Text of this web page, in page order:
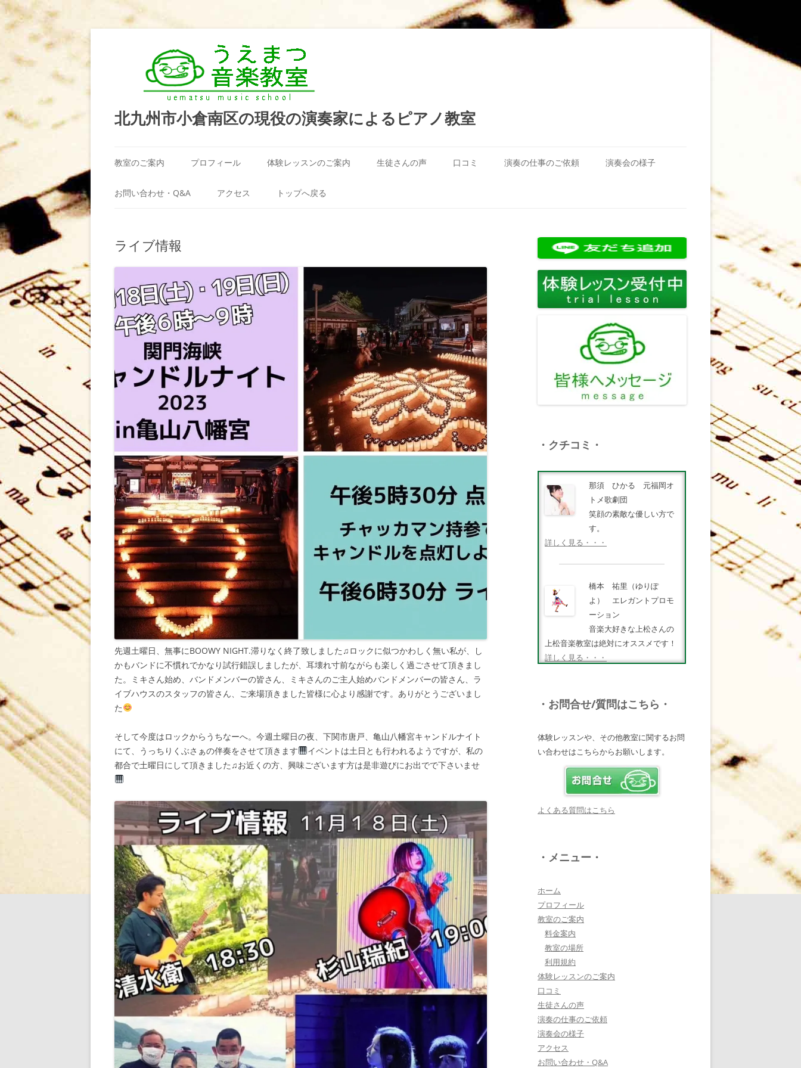
北九州市小倉南区の現役の演奏家によるピアノ教室
ン
テ
教室のご案内
うえまつ音楽教室が選ばれる理由
プロフィール 体験レッスンのご案内 生徒さんの声 口コミ 演奏の仕事のご依頼 演奏会の様子
お問い合わせ・Q&A アクセス トップへ戻る
ライブ情報
先週土曜日、無事にBOOWY NIGHT.滞りなく終了致しました♫ロックに似つかわしく無い私が、し
かもバンドに不慣れでかなり試行錯誤しましたが、耳壊れ寸前ながらも楽しく過ごさせて頂きまし
た。ミキさん始め、バンドメンバーの皆さん、ミキさんのご主人始めバンドメンバーの皆さん、ラ
イブハウスのスタッフの皆さん、ご来場頂きました皆様に心より感謝です。ありがとうございまし
た
そして今度はロックからうちなーへ。今週土曜日の夜、下関市唐戸、亀山八幡宮キャンドルナイト
にて、うっちりくぶさぁの伴奏をさせて頂きます
イベントは土日とも行われるようですが、私の
都合で土曜日にして頂きました♫お近くの方、興味ございます方は是非遊びにお出でで下さいませ
・クチコミ・
那須 ひかる 元福岡オ
トメ歌劇団
笑顔の素敵な優しい方で
す。
詳しく見る・・・
橋本 祐里（ゆりぽ
よ） エレガントプロモ
ーション
音楽大好きな上松さんの
上松音楽教室は絶対にオススメです！
詳しく見る・・・
FMキタQ.ラジオパーソナ
知識が豊富で頼りになる
超おすすめしたい人です♪
詳しく見る・・・
電子オルガンプレーヤ
ともっともっと音楽大好
詳しく見る・・・
事。
保護者の方が指導者に求めることは…
詳しく見る・・・
上松さんとは、ラジオで
・お問合せ/質問はこちら・
体験レッスンや、その他教室に関するお問
い合わせはこちらからお願いします。
よくある質問はこちら
・メニュー・
ホーム
プロフィール
教室のご案内
料金案内
教室の場所
利用規約
体験レッスンのご案内
口コミ
生徒さんの声
演奏の仕事のご依頼
演奏会の様子
アクセス
お問い合わせ・Q&A